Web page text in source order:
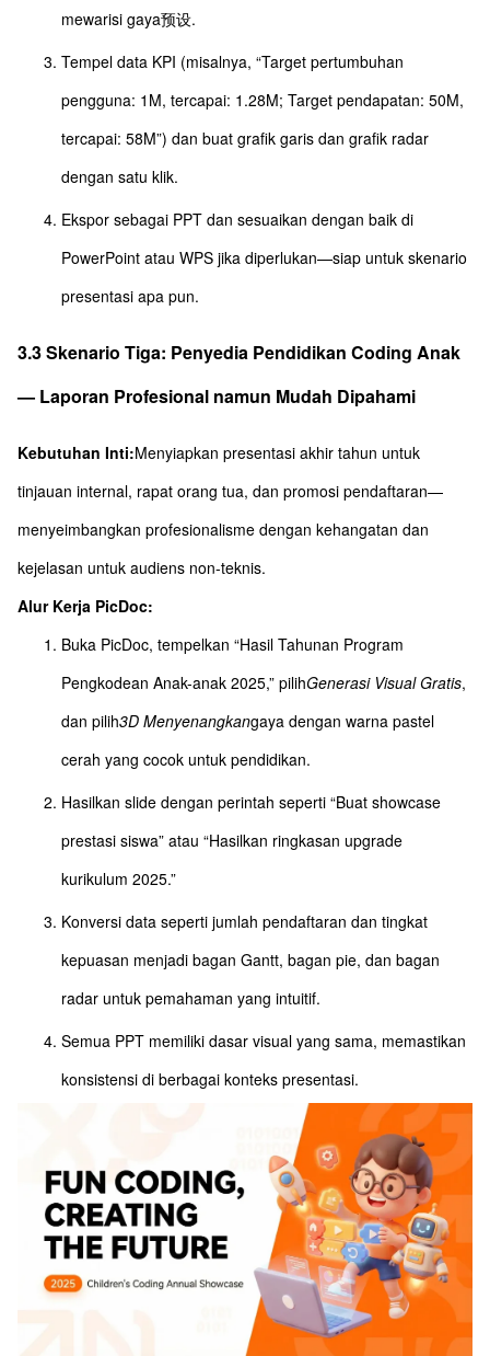
mewarisi gaya预设.
Tempel data KPI (misalnya, “Target pertumbuhan
pengguna: 1M, tercapai: 1.28M; Target pendapatan: 50M,
tercapai: 58M”) dan buat grafik garis dan grafik radar
dengan satu klik.
Ekspor sebagai PPT dan sesuaikan dengan baik di
PowerPoint atau WPS jika diperlukan—siap untuk skenario
presentasi apa pun.
3.3 Skenario Tiga: Penyedia Pendidikan Coding Anak
— Laporan Profesional namun Mudah Dipahami
Kebutuhan Inti:Menyiapkan presentasi akhir tahun untuk
tinjauan internal, rapat orang tua, dan promosi pendaftaran—
menyeimbangkan profesionalisme dengan kehangatan dan
kejelasan untuk audiens non-teknis.
Alur Kerja PicDoc:
Buka PicDoc, tempelkan “Hasil Tahunan Program
Pengkodean Anak-anak 2025,” pilihGenerasi Visual Gratis,
dan pilih3D Menyenangkangaya dengan warna pastel
cerah yang cocok untuk pendidikan.
Hasilkan slide dengan perintah seperti “Buat showcase
prestasi siswa” atau “Hasilkan ringkasan upgrade
kurikulum 2025.”
Konversi data seperti jumlah pendaftaran dan tingkat
kepuasan menjadi bagan Gantt, bagan pie, dan bagan
radar untuk pemahaman yang intuitif.
Semua PPT memiliki dasar visual yang sama, memastikan
konsistensi di berbagai konteks presentasi.